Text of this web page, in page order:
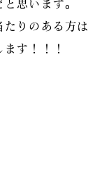
思います。
たりのある方は
す！！！